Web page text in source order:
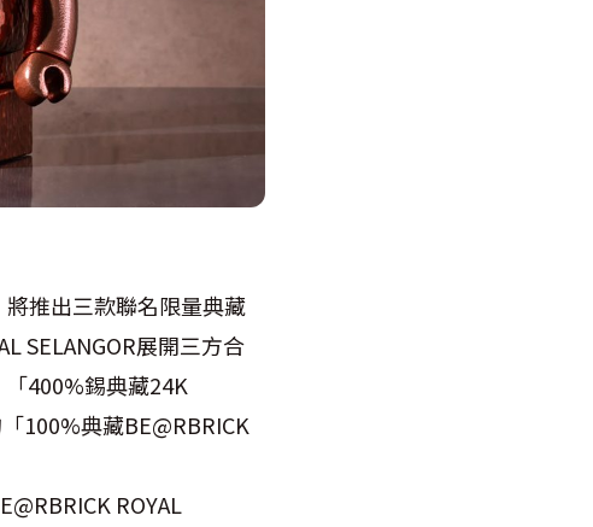
推出三款聯名限量典藏
SELANGOR展開三方合
「400%錫典藏24K
100%典藏BE@RBRICK
ROYAL